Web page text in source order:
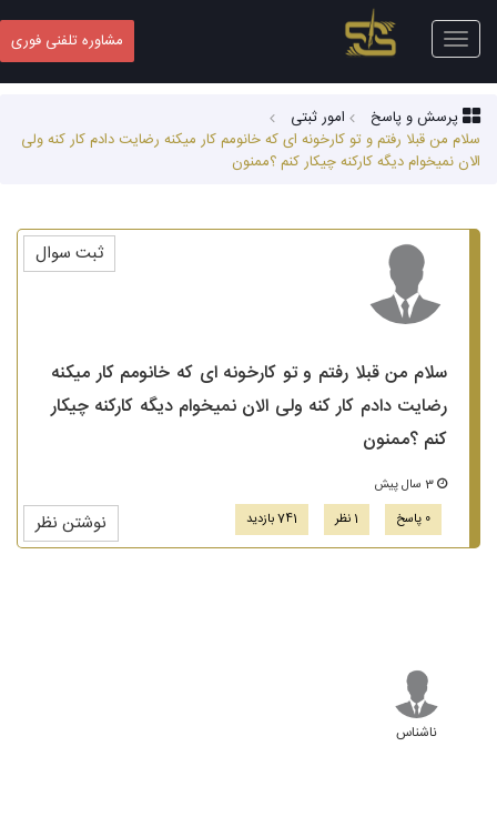
Toggle
navigation
مشاوره تلفنی فوری
پرسش و پاسخ
امور ثبتی
سلام من قبلا رفتم و تو کارخونه ای که خانومم کار میکنه رضایت دادم کار کنه ولی
الان نمیخوام دیگه کارکنه چیکار کنم ؟ممنون
سلام من قبلا رفتم و تو کارخونه ای که خانومم کار میکنه
رضایت دادم کار کنه ولی الان نمیخوام دیگه کارکنه چیکار
کنم ؟ممنون
0 پاسخ
1 نظر 741 بازدید نوشتن نظر
ثبت سوال
ناشناس